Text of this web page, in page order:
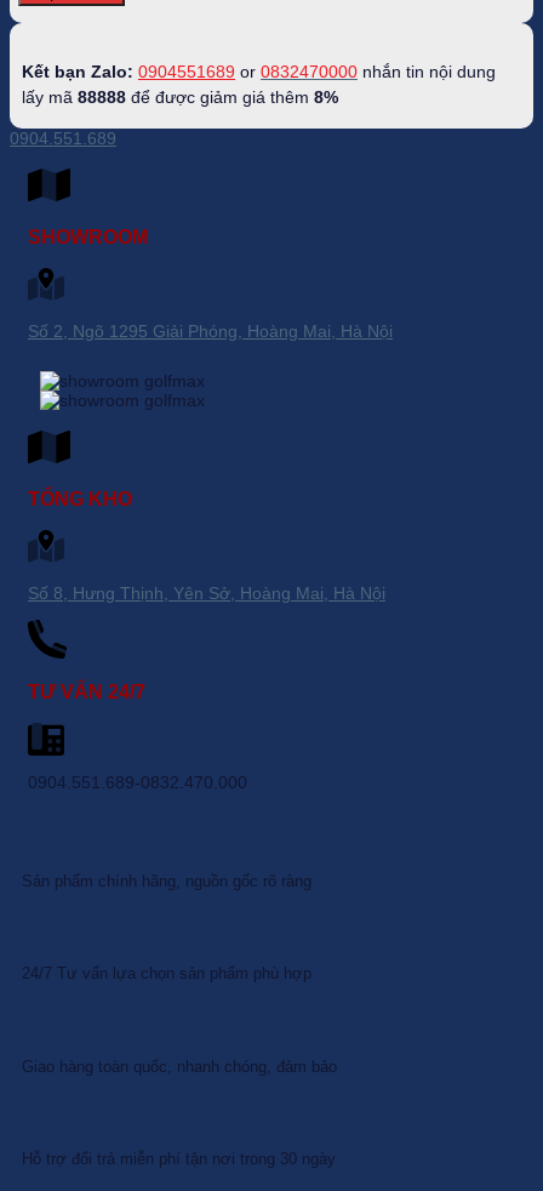
Kết bạn Zalo: 0904551689 or 0832470000 nhắn tin nội dung
lấy mã 88888 để được giảm giá thêm 8%
0904.551.689
SHOWROOM
Số 2, Ngõ 1295 Giải Phóng, Hoàng Mai, Hà Nội
TỔNG KHO
Số 8, Hưng Thịnh, Yên Sở, Hoàng Mai, Hà Nội
TƯ VẤN 24/7
0904.551.689-0832.470.000
Sản phẩm chính hãng, nguồn gốc rõ ràng
24/7 Tư vấn lựa chọn sản phẩm phù hợp
Giao hàng toàn quốc, nhanh chóng, đảm bảo
Hỗ trợ đổi trả miễn phí tận nơi trong 30 ngày